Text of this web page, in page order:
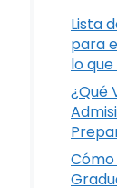
Lista
para
lo
¿Qué